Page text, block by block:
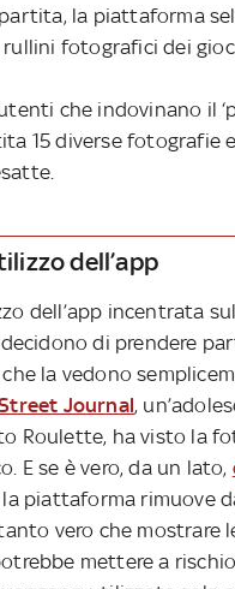
la piattaforma
fotografici dei
che indovinano il
15 diverse fotografie
dell’app
dell’app incentrata
di prendere
la vedono
Journal,
Roulette, ha visto la
E se è vero, da un lato,
la piattaforma rimuove
vero che mostrare
mettere a